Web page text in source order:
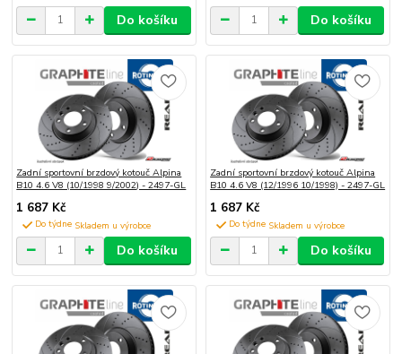
Do košíku Do košíku
Zadní sportovní brzdový kotouč Alpina
B10 4.6 V8 (10/1998 9/2002) - 2497-GL
1 687 Kč
Do týdne
Do košíku
Zadní sportovní brzdový kotouč Alpina
B10 4.6 V8 (12/1996 10/1998) - 2497-GL
1 687 Kč
Do týdne
Do košíku